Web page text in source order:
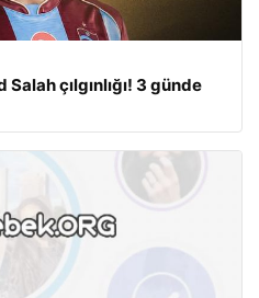
çılgınlığı! 3 günde